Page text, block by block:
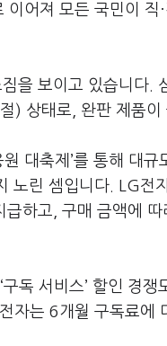
어져 모든 국민이 직
을 보이고 있습니다
) 상태로 완판 제품이
대축제 ’를 통해 대규
노린 셈입니다 . LG전
급하고 구매 금액에 따
‘구독 서비스’ 할인 경쟁
전자는 6개월 구독료에